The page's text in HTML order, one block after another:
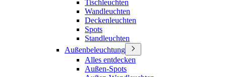
Tischleuchten
Wandleuchten
Deckenleuchten
Spots
Standleuchten
Außenbeleuchtung
Alles entdecken
Außen-Spots